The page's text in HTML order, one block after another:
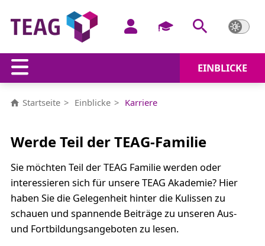
EINBLICKE
Karriere
Startseite Einblicke Karriere
Werde Teil der TEAG-Familie
Sie möchten Teil der TEAG Familie werden oder
interessieren sich für unsere TEAG Akademie? Hier
haben Sie die Gelegenheit hinter die Kulissen zu
schauen und spannende Beiträge zu unseren Aus-
und Fortbildungsangeboten zu lesen.